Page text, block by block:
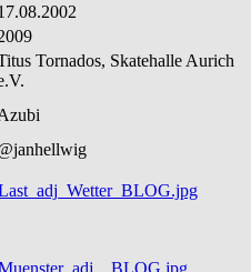
Tornados, Skatehalle Aurich